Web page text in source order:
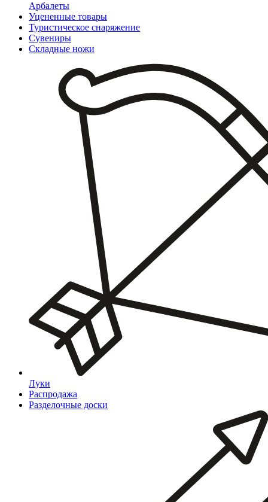
Арбалеты
Уцененные товары
Туристическое снаряжение
Сувениры
Складные ножи
Луки
Распродажа
Разделочные доски